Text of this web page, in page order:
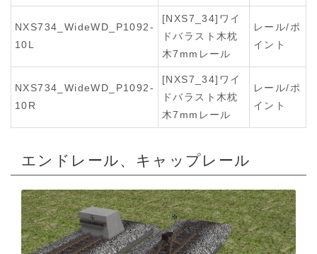
NXS734_WideWD_P1092-
10L
[NXS7_34]ワイ
ドバラスト木枕
木7mmレール
レール/ポ
イント
NXS734_WideWD_P1092-
10R
[NXS7_34]ワイ
ドバラスト木枕
木7mmレール
レール/ポ
イント
エンドレール、キャップレール